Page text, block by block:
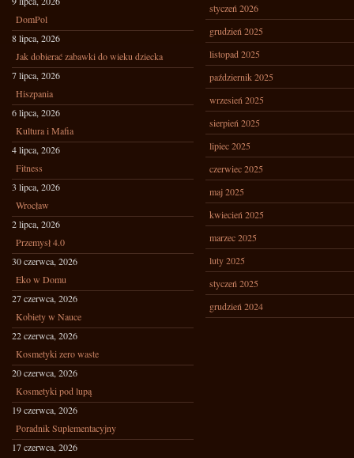
DomPol
8 lipca, 2026
Jak dobierać zabawki do wieku dziecka
7 lipca, 2026
Hiszpania
6 lipca, 2026
Kultura i Mafia
4 lipca, 2026
Fitness
3 lipca, 2026
Wrocław
2 lipca, 2026
Przemysł 4.0
30 czerwca, 2026
Eko w Domu
27 czerwca, 2026
Kobiety w Nauce
22 czerwca, 2026
Kosmetyki zero waste
20 czerwca, 2026
Kosmetyki pod lupą
19 czerwca, 2026
Poradnik Suplementacyjny
17 czerwca, 2026
styczeń 2026
grudzień 2025
listopad 2025
październik 2025
wrzesień 2025
sierpień 2025
lipiec 2025
czerwiec 2025
maj 2025
kwiecień 2025
marzec 2025
luty 2025
styczeń 2025
grudzień 2024